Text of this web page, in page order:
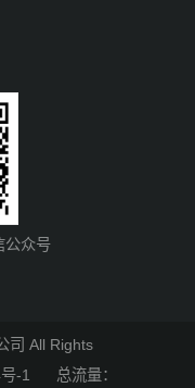
公众号
司 All Rights
-1 总流量：